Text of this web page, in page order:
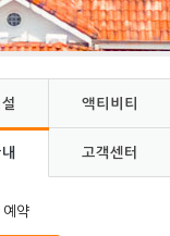
액티비티
고객센터
약